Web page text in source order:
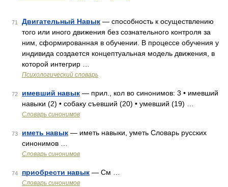
71 Двигательный Навык — способность к осуществлению
того или иного движения без сознательного контроля за
ним, сформированная в обучении. В процессе обучения у
индивида создается концептуальная модель движения, в
которой интегрир …
Психологический словарь
72 имевший навык — прил., кол во синонимов: 3 • имевший
навыки (2) • собаку съевший (20) • умевший (19) …
Словарь синонимов
73 иметь навык — иметь навыки, уметь Словарь русских
синонимов …
Словарь синонимов
74 приобрести навык — См …
Словарь синонимов